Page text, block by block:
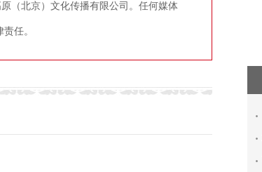
（北京）文化传播有限公司。任何媒体
任。